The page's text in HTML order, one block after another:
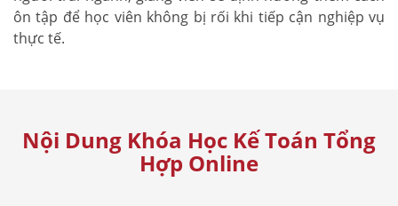
ôn tập để học viên không bị rối khi tiếp cận nghiệp vụ
thực tế.
Nội Dung Khóa Học Kế Toán Tổng
Hợp Online